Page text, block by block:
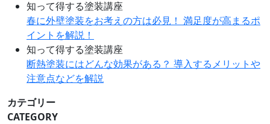
知って得する塗装講座
春に外壁塗装をお考えの方は必見！ 満足度が高まるポ
イントを解説！
知って得する塗装講座
断熱塗装にはどんな効果がある？ 導入するメリットや
注意点などを解説
カテゴリー
CATEGORY